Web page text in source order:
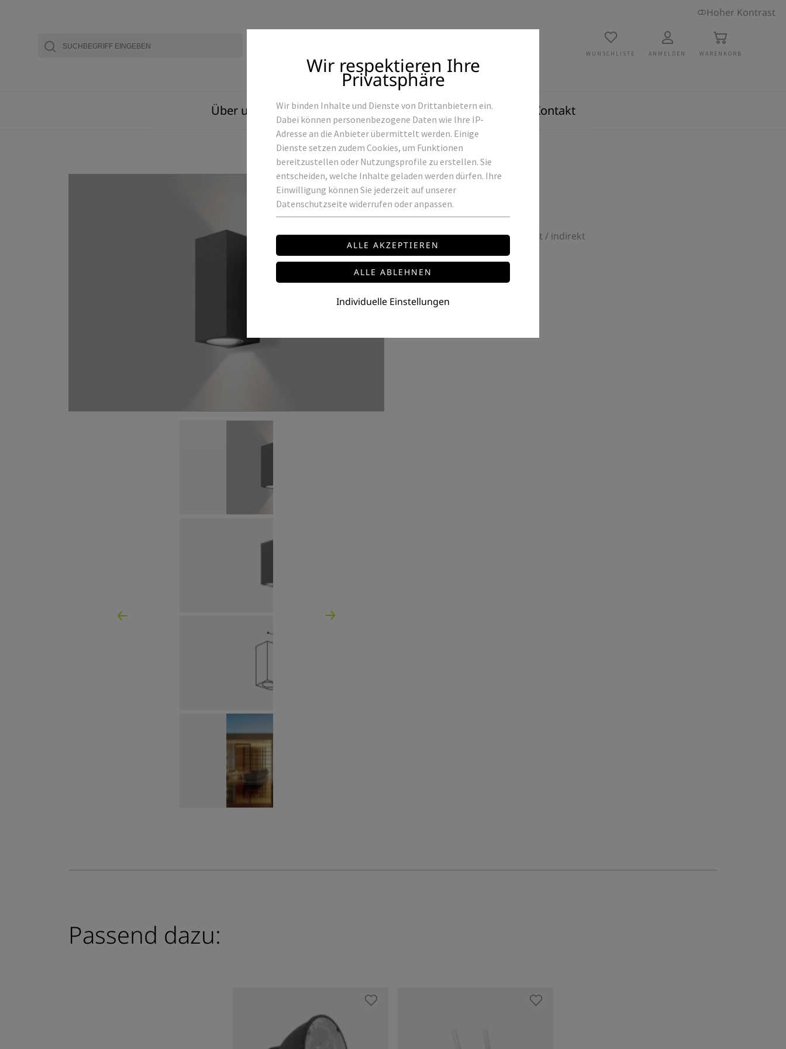
Hoher Kontrast
WUNSCHLISTE ANMELDEN WARENKORB
Über uns Produkte Referenzen Kontakt
LED2
ROMY-2-A
LED Aufbau Wandleuchte direkt / indirekt
Leistung max.: 2 x 35 W - GU 10
Preis auf Anfrage
Passend dazu:
Wir respektieren Ihre
Privatsphäre
Wir binden Inhalte und Dienste von Drittanbietern ein.
Dabei können personenbezogene Daten wie Ihre IP-
Adresse an die Anbieter übermittelt werden. Einige
Dienste setzen zudem Cookies, um Funktionen
bereitzustellen oder Nutzungsprofile zu erstellen. Sie
entscheiden, welche Inhalte geladen werden dürfen. Ihre
Einwilligung können Sie jederzeit auf unserer
Datenschutzseite widerrufen oder anpassen.
Individuelle Einstellungen